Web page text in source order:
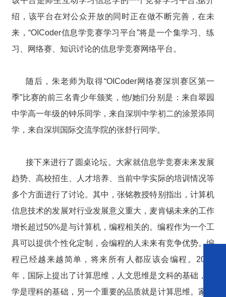
绍，该平台在对公众开放的同时正在做不断完善，在未
来，“OICoder信息学竞赛学习平台”将是一个集学习、练
习、网络赛、知识讨论的信息学竞赛网络平台。
随后，朱老师为取得“OICoder网络赛深圳赛区第一
季”比赛的前三名青少年颁奖，他/她们分别是：来自翠园
中学高一年级的钟乐同学，来自深圳中学初二的涂景添同
学，来自深圳国际交流学院的张舒行同学。
接下来进行了圆桌论坛。大家就信息学竞赛未来发展
趋势、高校招生、人才培养、当前中学实际的培训情况等
多个方面进行了讨论。其中，张铭教授特别指出，计算机
信息技术的发展对行业发展意义重大，麦肯锡未来的工作
增长超过50%是与计算机，编程相关的。编程作为一个工
具可以提供个性化定制，会编程的人未来有竞争优势。编
程已经越来越简单，将来所有人都应该会编程。2006
年，国际上提出了计算思维，人文思维是文科的基础，数
学是理科的基础，另一个重要的品质就是计算思维。家长